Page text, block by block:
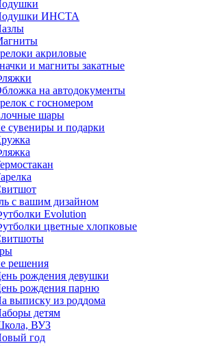
ИНСТА
акриловые
и магниты закатные
на автодокументы
с госномером
шары
сувениры и подарки
с вашим дизайном
Evolution
цветные хлопковые
решения
рождения девушки
рождения парню
выписку из роддома
детям
ВУЗ
год